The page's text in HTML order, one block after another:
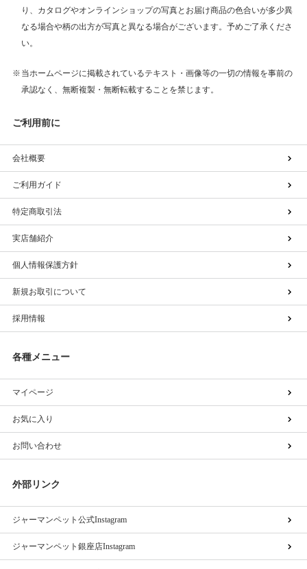
り、カタログやオンラインショップの写真とお届け商品の色合いが多少異
なる場合や柄の出方が写真と異なる場合がございます。予めご了承くださ
い。
当ホームページに掲載されているテキスト・画像等の一切の情報を事前の
承認なく、無断複製・無断転載することを禁じます。
ご利用前に
会社概要
ご利用ガイド
特定商取引法
実店舗紹介
個人情報保護方針
新規お取引について
採用情報
各種メニュー
マイページ
お気に入り
お問い合わせ
外部リンク
ジャーマンペット公式Instagram
ジャーマンペット銀座店Instagram